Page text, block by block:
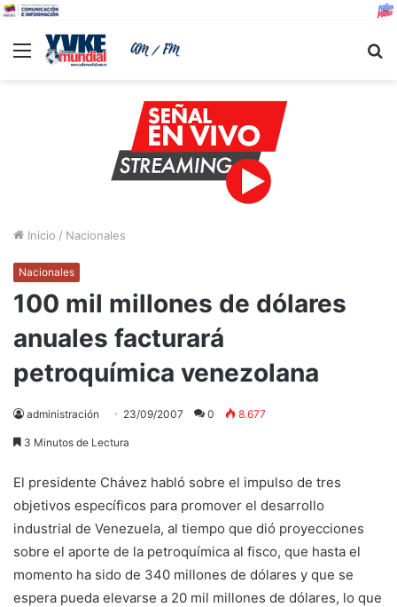
Menu
Inicio / Nacionales
Nacionales
100 mil millones de dólares
anuales facturará
petroquímica venezolana
administración 23/09/2007 0 8.677
3 Minutos de Lectura
El presidente Chávez habló sobre el impulso de tres
objetivos específicos para promover el desarrollo
industrial de Venezuela, al tiempo que dió proyecciones
sobre el aporte de la petroquímica al fisco, que hasta el
momento ha sido de 340 millones de dólares y que se
espera pueda elevarse a 20 mil millones de dólares, lo que